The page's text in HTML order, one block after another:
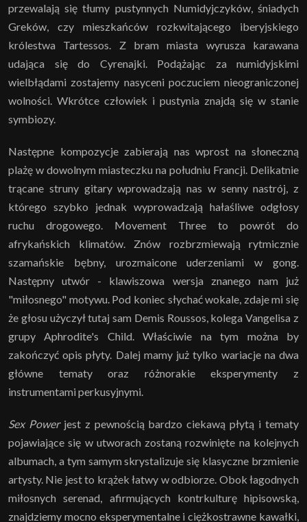
przewalają się tłumy pustynnych Numidyjczyków, śniadych
Greków, czy mieszkańców rozkwitającego iberyjskiego
królestwa Tartessos. Z bram miasta wyrusza karawana
udająca się do Cyrenajki. Podążając za numidyjskimi
wielbłądami zostajemy nasyceni poczuciem nieograniczonej
wolności. Wkrótce człowiek i pustynia znajdą się w stanie
symbiozy.
Następne kompozycje zabierają nas wprost na słoneczną
plażę w dowolnym miasteczku na południu Francji. Delikatnie
trącane struny gitary wprowadzają nas w senny nastrój, z
którego szybko jednak wyprowadzają hałaśliwe odgłosy
ruchu drogowego. Movement Three to powrót do
afrykańskich klimatów. Znów rozbrzmiewają rytmicznie
szamańskie bębny, urozmaicone uderzeniami w gong.
Następny utwór - klawiszowa wersja znanego nam już
"miłosnego" motywu. Pod koniec słychać wokale, zdaje mi się
że głosu użyczył tutaj sam Demis Roussos, kolega Vangelisa z
grupy Aphrodite's Child. Właściwie na tym można by
zakończyć opis płyty. Dalej mamy już tylko wariacje na dwa
główne tematy oraz różnorakie eksperymenty z
instrumentami perkusyjnymi.
Sex Power jest z pewnością bardzo ciekawą płytą i tematy
pojawiające się w utworach zostaną rozwinięte na kolejnych
albumach, a tym samym skrystalizuje się klasyczne brzmienie
artysty. Nie jest to krążek łatwy w odbiorze. Obok łagodnych
miłosnych serenad, afirmujących kontrkulturę hipisowską,
znajdziemy mocno eksperymentalne i ciężkostrawne kawałki,